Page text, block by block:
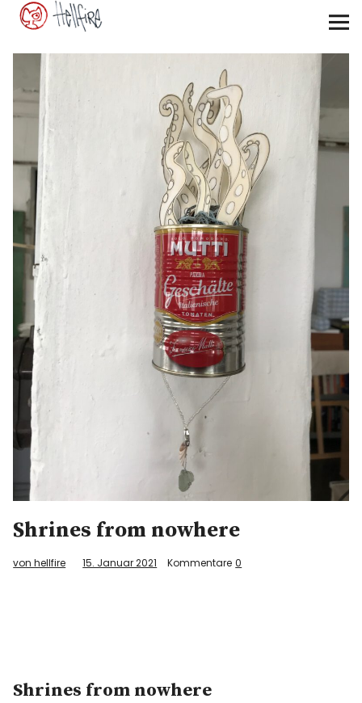
my-hellfire.de
Startseite
news
gallery
contact
FacebookInstagram
Shrines from nowhere
von hellfire 15. Januar 2021 Kommentare 0
Shrines from nowhere